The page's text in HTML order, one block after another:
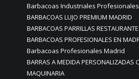
Barbacoas Industriales
BARBACOAS LUJO PREMIUM MADRID
BARBACOAS PARRILLAS
BARBACOAS PROFESIONALES EN
Barbacoas Profesionales Madrid
BARRAS A MEDIDA PERSONALIZADAS
MAQUINARIA